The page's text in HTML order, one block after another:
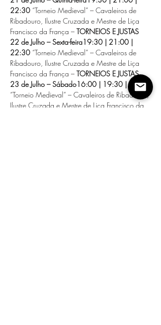
22:30 “Torneio Medieval” – Cavaleiros de
Ribadouro, Ilustre Cruzada e Mestre de Liça
Francisco da França – TORNEIOS E JUSTAS
22 de Julho – Sexta-feira19:30 | 21:00 |
22:30 “Torneio Medieval” – Cavaleiros de
Ribadouro, Ilustre Cruzada e Mestre de Liça
Francisco da França – TORNEIOS E JUSTAS
23 de Julho – Sábado16:00 | 19:30 | 22:30
“Torneio Medieval” – Cavaleiros de Ribadouro,
Ilustre Cruzada e Mestre de Liça Francisco da